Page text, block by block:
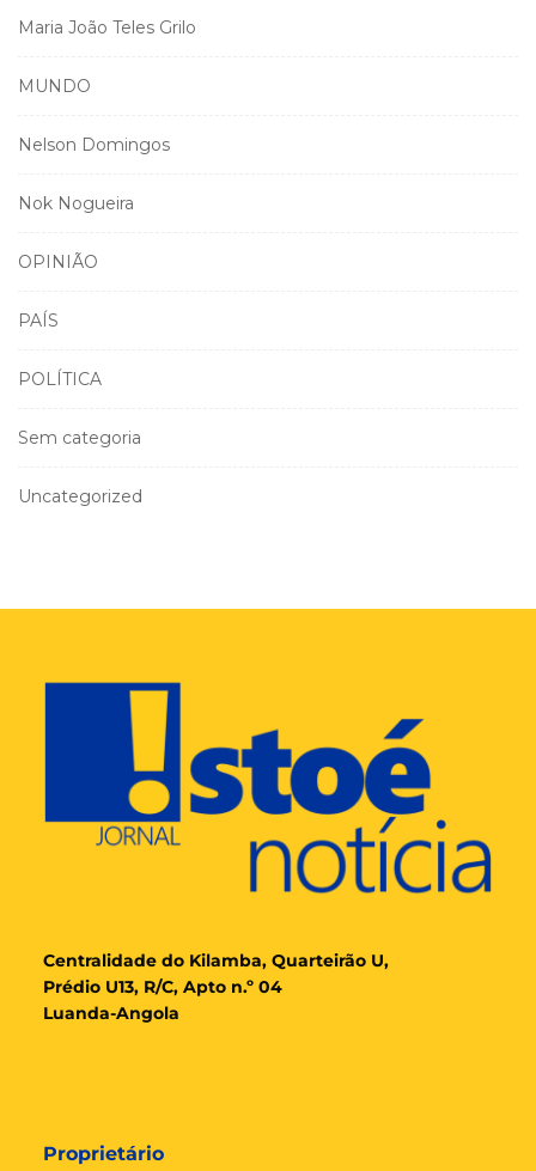
Maria João Teles Grilo
MUNDO
Nelson Domingos
Nok Nogueira
OPINIÃO
PAÍS
POLÍTICA
Sem categoria
Uncategorized
Centralidade do Kilamba, Quarteirão U,
Prédio U13, R/C, Apto n.º 04
Luanda-Angola
Proprietário